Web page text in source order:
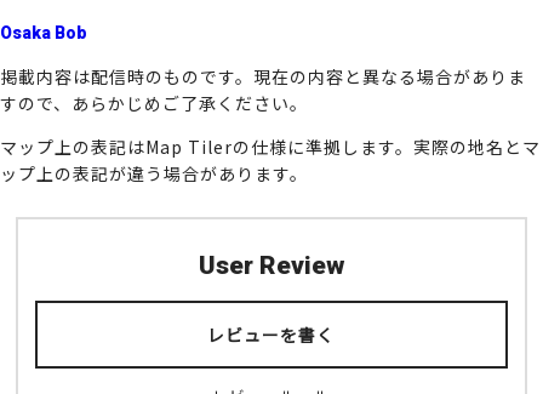
Osaka Bob
掲載内容は配信時のものです。現在の内容と異なる場合がありま
すので、あらかじめご了承ください。
マップ上の表記はMap Tilerの仕様に準拠します。実際の地名とマ
ップ上の表記が違う場合があります。
User Review
レビューを書く